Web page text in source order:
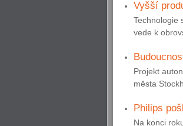
Vyšší
Technologie
vede k
Projekt
města
Philips
Na konci